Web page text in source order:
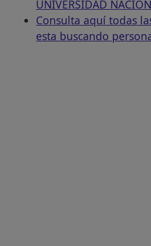
UNIVERSIDAD
Consulta aquí todas
esta buscando